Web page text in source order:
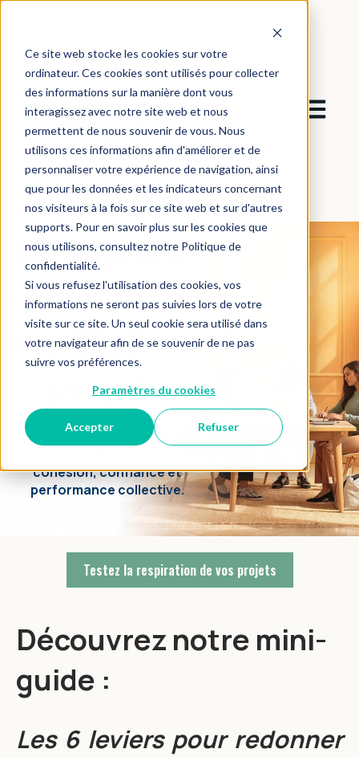
Ce site web stocke les cookies sur votre
ordinateur. Ces cookies sont utilisés pour collecter
des informations sur la manière dont vous
interagissez avec notre site web et nous
permettent de nous souvenir de vous. Nous
utilisons ces informations afin d'améliorer et de
personnaliser votre expérience de navigation, ainsi
que pour les données et les indicateurs concernant
nos visiteurs à la fois sur ce site web et sur d'autres
supports. Pour en savoir plus sur les cookies que
nous utilisons, consultez notre Politique de
confidentialité.
Si vous refusez l'utilisation des cookies, vos
informations ne seront pas suivies lors de votre
visite sur ce site. Un seul cookie sera utilisé dans
votre navigateur afin de se souvenir de ne pas
suivre vos préférences.
Paramètres du cookies
Accepter Refuser
Ouvrir
Mini-guide :
redonner du
souffle à vos
projets
Découvrez les 6 leviers du
cohésion, confiance et
performance collective.
Testez la respiration de vos projets
Découvrez notre mini-
guide :
Les 6 leviers pour redonner